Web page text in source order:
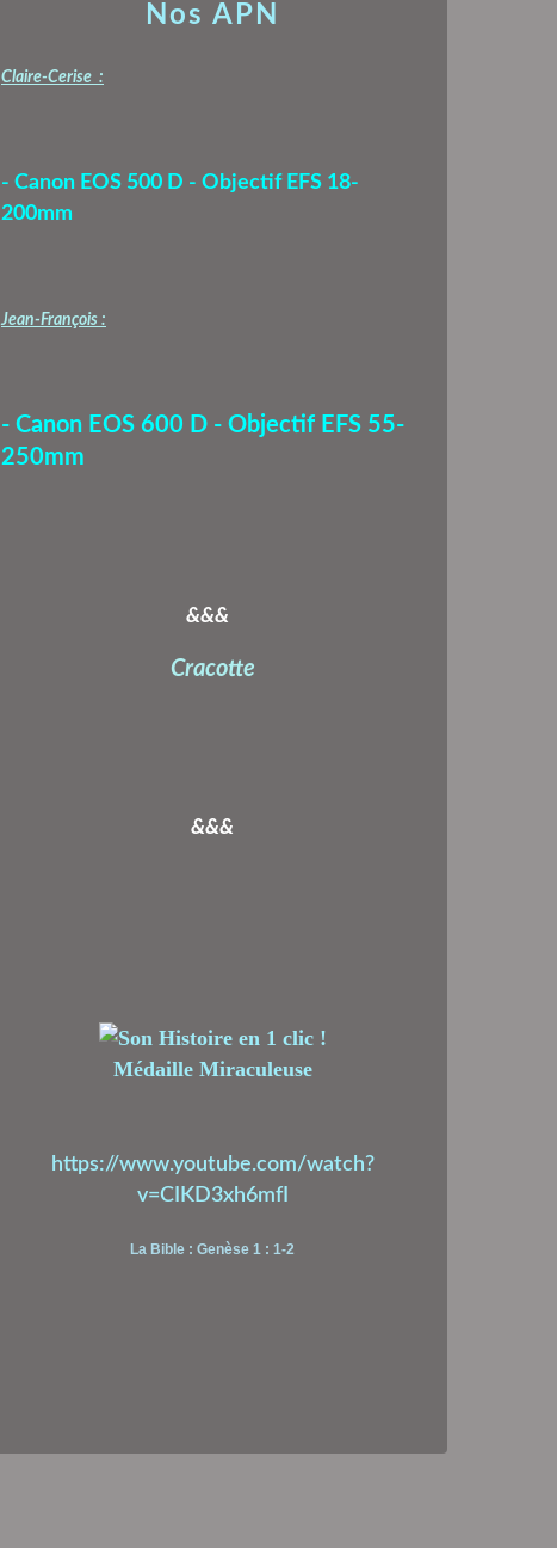
Nos APN
Claire-Cerise :
- Canon EOS 500 D - Objectif EFS 18-
200mm
Jean-François :
- Canon EOS 600 D - Objectif EFS 55-
250mm
&&&
Cracotte
&&&
Médaille Miraculeuse
https://www.youtube.com/watch?
v=CIKD3xh6mfI
La Bible : Genèse 1 : 1-2